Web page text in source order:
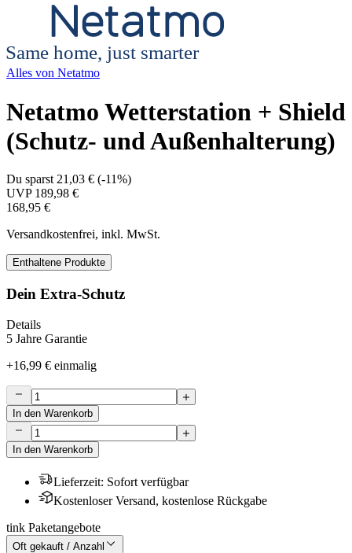
Same home, just smarter
Alles von Netatmo
Netatmo Wetterstation + Shield
(Schutz- und Außenhalterung)
Du sparst 21,03 € (-11%)
UVP 189,98 €
168,95 €
Versandkostenfrei, inkl. MwSt.
Enthaltene Produkte
Dein Extra-Schutz
Details
5 Jahre Garantie
+16,99 € einmalig
In den Warenkorb
In den Warenkorb
Lieferzeit: Sofort verfügbar
Kostenloser Versand, kostenlose Rückgabe
tink Paketangebote
Oft gekauft / Anzahl